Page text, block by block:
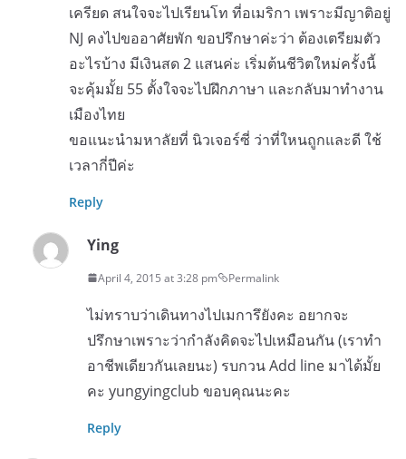
เครียด สนใจจะไปเรียนโท ที่อเมริกา เพราะมีญาติอยู่
NJ คงไปขออาศัยพัก ขอปรึกษาค่ะว่า ต้องเตรียมตัว
อะไรบ้าง มีเงินสด 2 แสนค่ะ เริ่มต้นชีวิตใหม่ครั้งนี้
จะคุ้มมั้ย 55 ตั้งใจจะไปฝึกภาษา และกลับมาทำงาน
เมืองไทย
ขอแนะนำมหาลัยที่ นิวเจอร์ซี่ ว่าที่ใหนถูกและดี ใช้
เวลากี่ปีค่ะ
Reply
Ying
April 4, 2015 at 3:28 pm Permalink
ไม่ทราบว่าเดินทางไปเมการึยังคะ อยากจะ
ปรึกษาเพราะว่ากำลังคิดจะไปเหมือนกัน (เราทำ
อาชีพเดียวกันเลยนะ) รบกวน Add line มาได้มั้ย
คะ yungyingclub ขอบคุณนะคะ
Reply